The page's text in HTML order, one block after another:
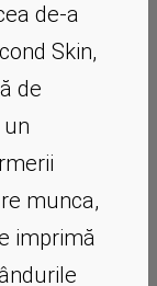
de-a
Skin,
de
un
munca,
imprimă